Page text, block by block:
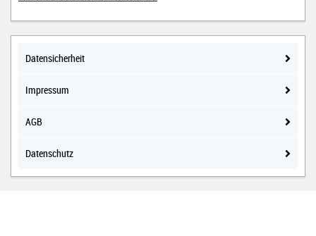
Datensicherheit
Impressum
AGB
Datenschutz